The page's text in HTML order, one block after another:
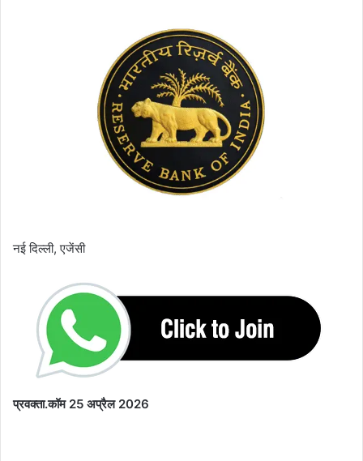
नई दिल्ली, एजेंसी
प्रवक्ता.कॉम 25 अप्रैल 2026